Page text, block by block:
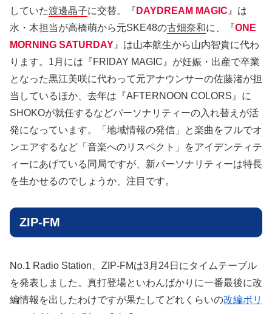
していた渡邊晶子に交替。『 DAYDREAM MAGIC 』は
水・木担当が高橋萌から元SKE48の古畑奈和に、『ONE
MORNING SATURDAY 』は山本航生から山内智貴に代わ
ります。1月には『FRIDAY MAGIC』が妊娠・出産で卒業
となった黒江美咲に代わって元アナウンサーの佐藤渚が担
当しているほか、去年は『AFTERNOON COLORS』に
SHOKOが就任するなどパーソナリティーの入れ替えが活
発になっています。「地域情報の発信」と楽曲をフルでオ
ンエアするなど「音楽へのリスペクト」をアイデンティテ
ィーにあげている同局ですが、新パーソナリティーは特長
を生かせるのでしょうか、注目です。
ZIP-FM
No.1 Radio Station、ZIP-FMは3月24日にタイムテーブル
を発表しました。真打登場といわんばかりに一番最後に改
編情報を出したわけですが果たしてどれくらいの改編ボリ